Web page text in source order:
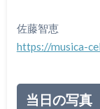
佐藤智恵
https://musica-
当日の写真